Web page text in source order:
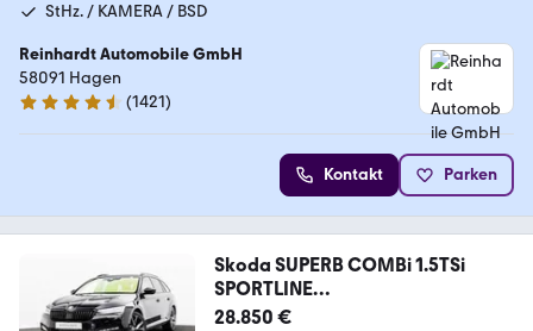
StHz. / KAMERA / BSD
Reinhardt Automobile GmbH
58091 Hagen
4.7 Sterne
(1421)
Kontakt Parken
Skoda SUPERB COMBi 1.5TSi
SPORTLINE
ACC/PANO/AHK/KESSY
28.850 €